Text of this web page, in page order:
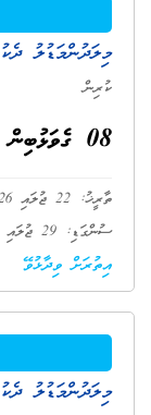
މިލަދުންމަޑުލު
ކުރިން
08 ގެވަޅުބިން ސާފުކޮށްދޭނެ ފަރާތެއް ހޯދުން
ތާރީޚު: 22 ޖުލައި 2026
ސުންގަޑި: 29 ޖުލައި 2026 14:00
އިތުރަށް ވިދާޅުވޭ
މިލަދުންމަޑުލު